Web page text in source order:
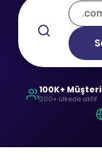
100K+ Müşteri
200+ ülkede aktif